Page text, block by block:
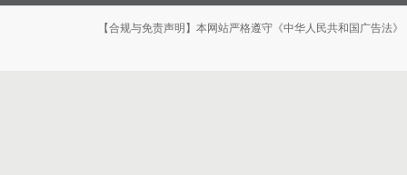
【合规与免责声明】本网站严格遵守《中华人民共和国广告法